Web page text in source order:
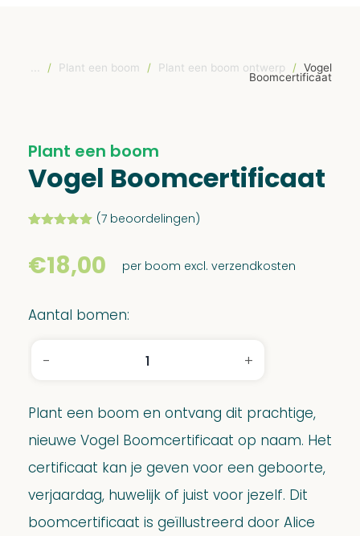
/ Plant een boom / Plant een boom ontwerp / Vogel
Boomcertificaat
Plant een boom
Vogel Boomcertificaat
gebaseerd
op klant
(7 beoordelingen)
€18,00 per boom excl. verzendkosten
Aantal bomen:
-
aantal
+
Plant een boom en ontvang dit prachtige,
nieuwe Vogel Boomcertificaat op naam. Het
certificaat kan je geven voor een geboorte,
verjaardag, huwelijk of juist voor jezelf. Dit
boomcertificaat is geïllustreerd door Alice